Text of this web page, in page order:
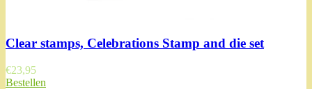
Clear stamps, Celebrations Stamp and die set
€23,95
Bestellen